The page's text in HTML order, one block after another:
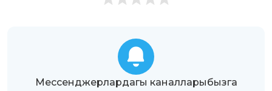
Мессенджерлардагы каналларыбызга